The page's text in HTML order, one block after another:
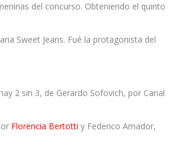
del concurso. Obteniendo el quinto
Sweet Jeans. Fué la protagonista del
2 sin 3, de Gerardo Sofovich, por Canal
Florencia Bertotti y Federico Amador,